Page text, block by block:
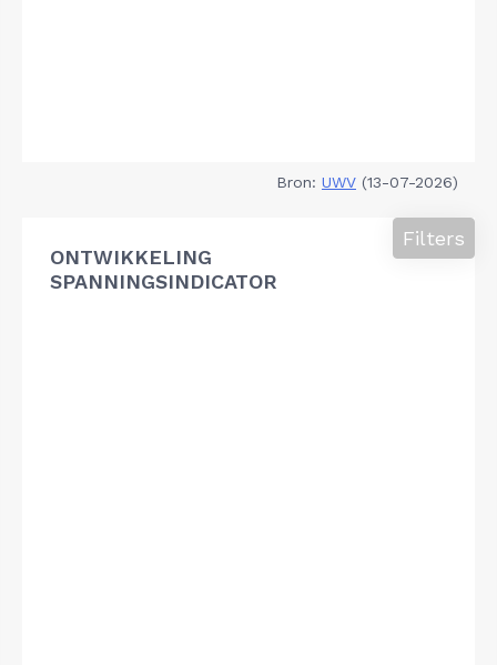
Bron: UWV (13-07-2026)
ONTWIKKELING
SPANNINGSINDICATOR
Filters